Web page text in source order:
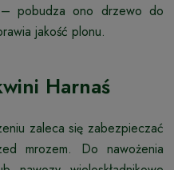
– pobudza ono drzewo do
jakość plonu.
Harnaś
zaleca się zabezpieczać
mrozem. Do nawożenia